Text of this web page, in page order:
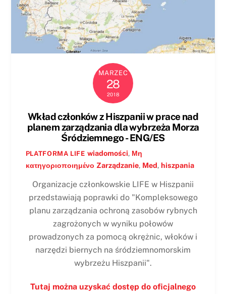
MARZEC
28
2018
Wkład członków z Hiszpanii w prace nad
planem zarządzania dla wybrzeża Morza
Śródziemnego - ENG/ES
PLATFORMA LIFE wiadomości, Μη
κατηγοριοποιημένο Zarządzanie, Med, hiszpania
Organizacje członkowskie LIFE w Hiszpanii
przedstawiają poprawki do "Kompleksowego
planu zarządzania ochroną zasobów rybnych
zagrożonych w wyniku połowów
prowadzonych za pomocą okrężnic, włoków i
narzędzi biernych na śródziemnomorskim
wybrzeżu Hiszpanii".
Tutaj można uzyskać dostęp do oficjalnego